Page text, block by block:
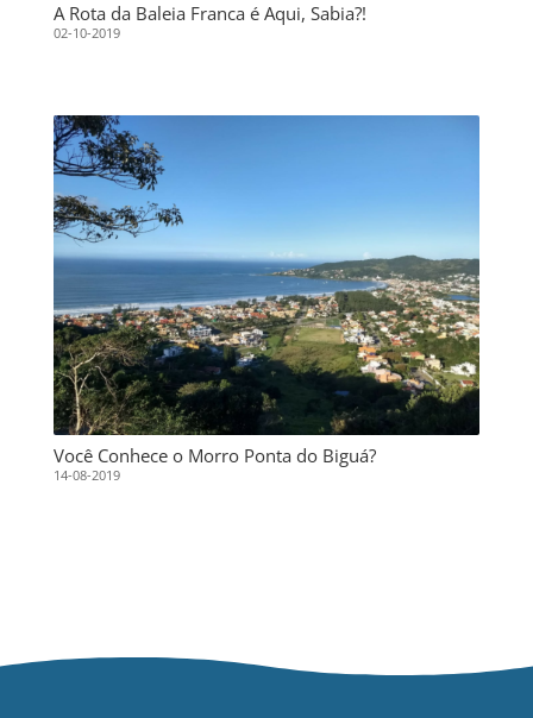
A Rota da Baleia Franca é Aqui, Sabia?!
02-10-2019
Você Conhece o Morro Ponta do Biguá?
14-08-2019